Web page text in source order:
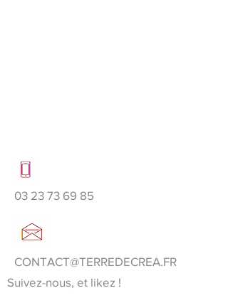
03 23 73 69 85
CONTACT@TERREDECREA.FR
Suivez-nous, et likez !